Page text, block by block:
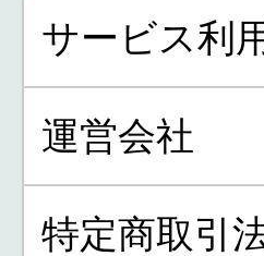
サービス利
運営会社
特定商取引